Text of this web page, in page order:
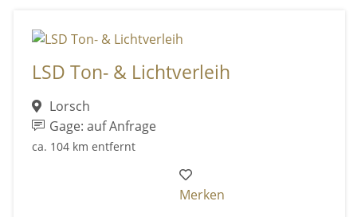
LSD Ton- & Lichtverleih
Lorsch
Gage: auf Anfrage
ca. 104 km entfernt
Merken